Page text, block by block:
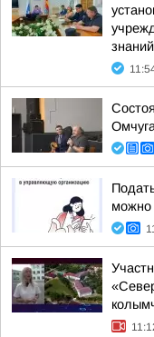
знаний
можно